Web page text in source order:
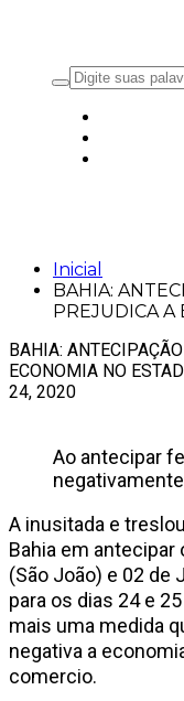
Inicial
BAHIA:
PREJUDICA A
BAHIA:
ECONOMIA NO
24, 2020
Ao antecipar
A inusitada e
Bahia em
(São João) e 02 de
para os dias 24 e
mais uma medida
negativa a
comercio.